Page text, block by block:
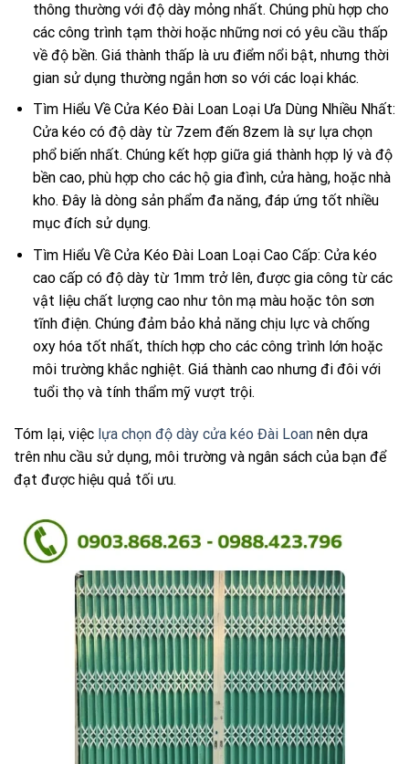
thông thường với độ dày mỏng nhất. Chúng phù hợp cho
các công trình tạm thời hoặc những nơi có yêu cầu thấp
về độ bền. Giá thành thấp là ưu điểm nổi bật, nhưng thời
gian sử dụng thường ngắn hơn so với các loại khác.
Tìm Hiểu Về Cửa Kéo Đài Loan Loại Ưa Dùng Nhiều Nhất:
Cửa kéo có độ dày từ 7zem đến 8zem là sự lựa chọn
phổ biến nhất. Chúng kết hợp giữa giá thành hợp lý và độ
bền cao, phù hợp cho các hộ gia đình, cửa hàng, hoặc nhà
kho. Đây là dòng sản phẩm đa năng, đáp ứng tốt nhiều
mục đích sử dụng.
Tìm Hiểu Về Cửa Kéo Đài Loan Loại Cao Cấp: Cửa kéo
cao cấp có độ dày từ 1mm trở lên, được gia công từ các
vật liệu chất lượng cao như tôn mạ màu hoặc tôn sơn
tĩnh điện. Chúng đảm bảo khả năng chịu lực và chống
oxy hóa tốt nhất, thích hợp cho các công trình lớn hoặc
môi trường khắc nghiệt. Giá thành cao nhưng đi đôi với
tuổi thọ và tính thẩm mỹ vượt trội.
Tóm lại, việc lựa chọn độ dày cửa kéo Đài Loan nên dựa
trên nhu cầu sử dụng, môi trường và ngân sách của bạn để
đạt được hiệu quả tối ưu.